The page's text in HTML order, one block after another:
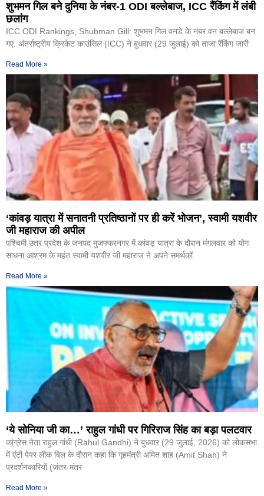
शुभमन गिल बने दुनिया के नंबर-1 ODI बल्लेबाज, ICC रैंकिंग में लंबी
छलांग
ICC ODI Rankings, Shubman Gill: शुभमन गिल वनडे के नंबर वन बल्लेबाज बन
गए. अंतर्राष्ट्रीय क्रिकेट काउंसिल (ICC) ने बुधवार (29 जुलाई) को ताजा रैंकिंग जारी
Read More »
‘कांवड़ यात्रा में सनातनी प्रतिष्ठानों पर ही करें भोजन’, स्वामी यशवीर
जी महाराज की अपील
पश्चिमी उतर प्रदेश के जनपद मुजफ्फरनगर में कांवड़ यात्रा के दौरान मंगलवार को योग
साधना आश्रम के महंत स्वामी यशवीर जी महाराज ने अपने समर्थकों
Read More »
‘ये सोनिया जी का…’ राहुल गांधी पर गिरिराज सिंह का बड़ा पलटवार
कांग्रेस नेता राहुल गांंधी (Rahul Gandhi) ने बुधवार (29 जुलाई, 2026) को लोकसभा
में एंटी पेपर लीक बिल के दौरान कहा कि गृहमंत्री अमित शाह (Amit Shah) ने
प्रदर्शनकारियों (जंतर-मंतर
Read More »